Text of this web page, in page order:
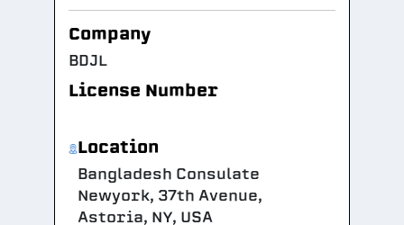
Company
BDJL
License Number
Location
Bangladesh Consulate
Newyork, 37th Avenue,
Astoria, NY, USA